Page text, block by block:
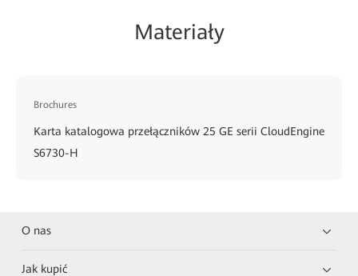
Materiały
Brochures
Karta katalogowa przełączników 25 GE serii CloudEngine
S6730-H
O nas
Jak kupić